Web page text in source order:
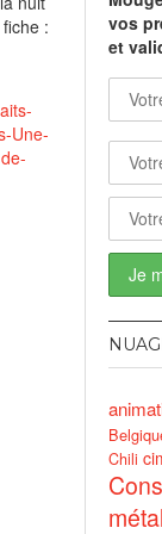
:
Une-
vos
et
Chili